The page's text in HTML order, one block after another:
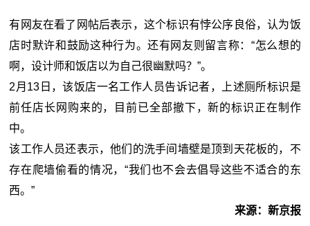
有网友在看了网帖后表示，这个标识有悖公序良俗，认为饭
店时默许和鼓励这种行为。还有网友则留言称：“怎么想的
啊，设计师和饭店以为自己很幽默吗？”。
2月13日，该饭店一名工作人员告诉记者，上述厕所标识是
前任店长网购来的，目前已全部撤下，新的标识正在制作
中。
该工作人员还表示，他们的洗手间墙壁是顶到天花板的，不
存在爬墙偷看的情况，“我们也不会去倡导这些不适合的东
西。”
来源：新京报